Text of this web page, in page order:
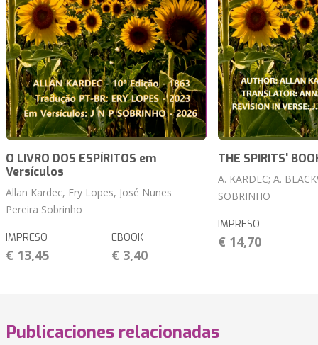
O LIVRO DOS ESPÍRITOS em
Versículos
Allan Kardec, Ery Lopes, José Nunes
Pereira Sobrinho
IMPRESO
€ 13,45
EBOOK
€ 3,40
THE SPIRITS'
A. KARDEC; A.
SOBRINHO
IMPRESO
€ 14,70
Publicaciones relacionadas